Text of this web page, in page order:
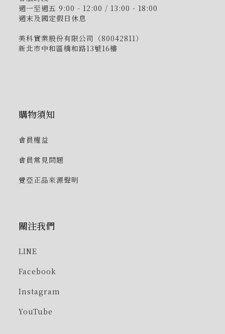
週一至週五 9:00 - 12:00 / 13:00 - 18:00
週末及國定假日休息
美科實業股份有限公司（80042811）
新北市中和區橋和路13號16樓
購物須知
會員權益
會員常見問題
覺亞正品來源聲明
關注我們
LINE
Facebook
Instagram
YouTube